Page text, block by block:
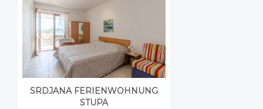
SRDJANA FERIENWOHNUNG
STUPA